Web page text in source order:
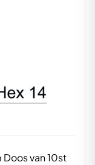
van 10st